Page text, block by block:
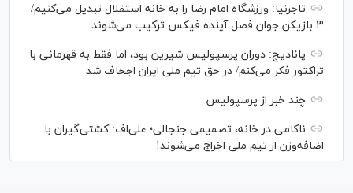
تاجرنیا: ورزشگاه امام رضا را به خانه استقلال تبدیل می‌کنیم/
۳ بازیکن جوان فصل آینده فیکس ترکیب می‌شوند
پانادیچ: دوران پرسپولیس شیرین بود، اما فقط به قهرمانی با
تراکتور فکر می‌کنم/ در حق تیم ملی ایران اجحاف شد
چند خبر از پرسپولیس
ناکامی در خانه، تصمیمی جنجالی؛ علی‌اف: کشتی‌گیران با
اضافه‌وزن از تیم ملی اخراج می‌شوند!